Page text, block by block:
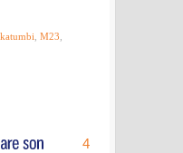
katumbi M23
4